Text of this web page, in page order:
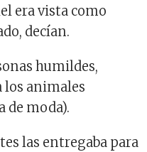
era vista como
decían.
humildes,
los animales
de moda).
las entregaba para